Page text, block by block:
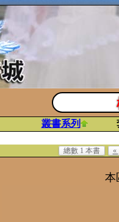
叢書系列
總數 1 本書 «
本